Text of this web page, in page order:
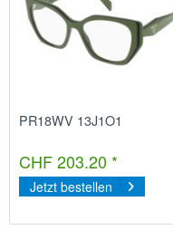
PR18WV 13J1O1
CHF 203.20 *
Jetzt bestellen